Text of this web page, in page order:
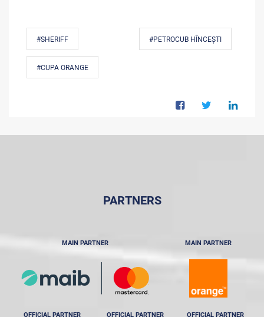
#SHERIFF #PETROCUB HÎNCEȘTI
#CUPA ORANGE
PARTNERS
MAIN PARTNER MAIN PARTNER
OFFICIAL PARTNER OFFICIAL PARTNER OFFICIAL PARTNER